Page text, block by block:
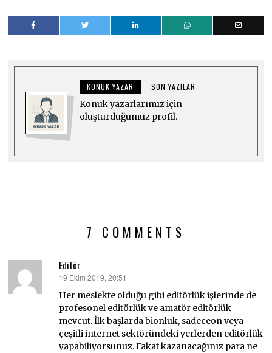
KONUK YAZAR SON YAZILAR
Konuk yazarlarımız için
oluşturduğumuz profil.
7 COMMENTS
Editör
dedi
ki:
19 Ekim 2019, 20:51
Her meslekte olduğu gibi editörlük işlerinde de
profesonel editörlük ve amatör editörlük
mevcut. İlk başlarda bionluk, sadeceon veya
çeşitli internet sektöründeki yerlerden editörlük
yapabiliyorsunuz. Fakat kazanacağınız para ne